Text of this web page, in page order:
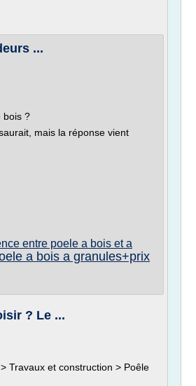
...
bois ?
mais la réponse vient
entre poele a bois et a
a bois a granules+prix
? Le ...
Travaux et construction > Poêle